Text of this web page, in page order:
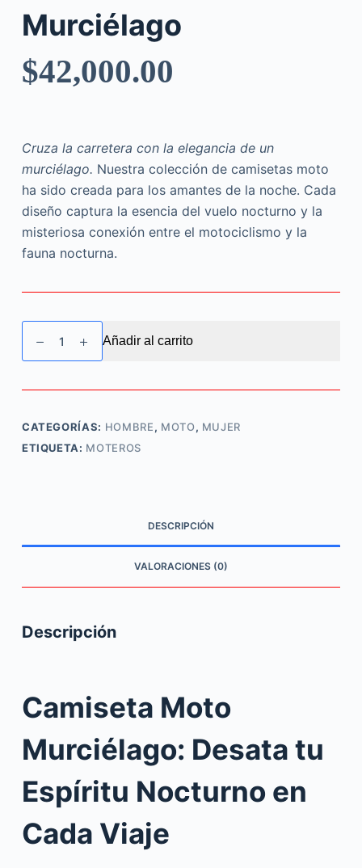
Murciélago
$42,000.00
Cruza la carretera con la elegancia de un
murciélago. Nuestra colección de camisetas moto
ha sido creada para los amantes de la noche. Cada
diseño captura la esencia del vuelo nocturno y la
misteriosa conexión entre el motociclismo y la
fauna nocturna.
cantidad
Añadir al carrito
CATEGORÍAS: HOMBRE, MOTO, MUJER
ETIQUETA: MOTEROS
DESCRIPCIÓN
VALORACIONES (0)
Descripción
Camiseta Moto
Murciélago: Desata tu
Espíritu Nocturno en
Cada Viaje